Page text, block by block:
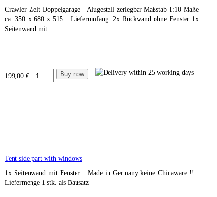
Crawler Zelt Doppelgarage Alugestell zerlegbar Maßstab 1:10 Maße
ca. 350 x 680 x 515 Lieferumfang: 2x Rückwand ohne Fenster 1x
Seitenwand mit ...
199,00 €
Tent side part with windows
1x Seitenwand mit Fenster Made in Germany keine Chinaware !!
Liefermenge 1 stk. als Bausatz